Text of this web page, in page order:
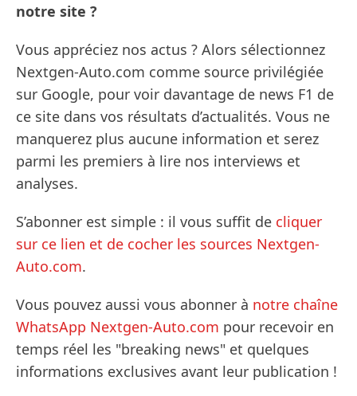
notre site ?
Vous appréciez nos actus ? Alors sélectionnez
Nextgen-Auto.com comme source privilégiée
sur Google, pour voir davantage de news F1 de
ce site dans vos résultats d’actualités. Vous ne
manquerez plus aucune information et serez
parmi les premiers à lire nos interviews et
analyses.
S’abonner est simple : il vous suffit de cliquer
sur ce lien et de cocher les sources Nextgen-
Auto.com.
Vous pouvez aussi vous abonner à notre chaîne
WhatsApp Nextgen-Auto.com pour recevoir en
temps réel les "breaking news" et quelques
informations exclusives avant leur publication !